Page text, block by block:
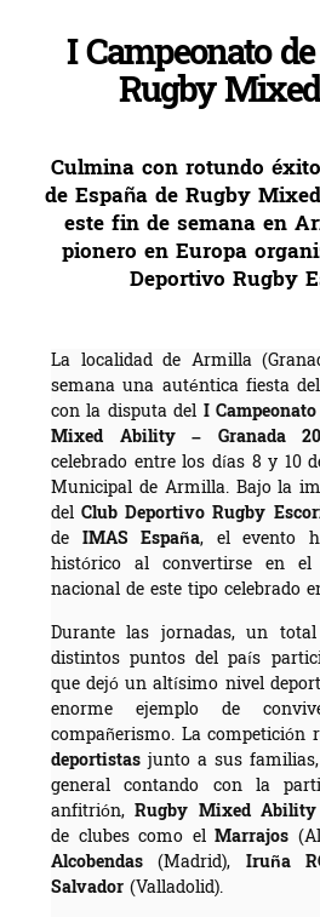
I Campeonato
Rugby
Culmina con rotundo
de España de Rugby
este fin de semana en
pionero en Europa
Deportivo Rugby
La localidad de Armilla
semana una auténtica fiesta
con la disputa del I
Mixed Ability – Granada
celebrado entre los días 8 y 10
Municipal de Armilla. Bajo la
del Club Deportivo Rugby
de IMAS España, el evento
histórico al convertirse en el
nacional de este tipo celebrado
Durante las jornadas, un
distintos puntos del país
que dejó un altísimo nivel
enorme ejemplo de
compañerismo. La competición
deportistas junto a sus
general contando con la
anfitrión,Rugby Mixed Ability
de clubes como el Marrajos
Alcobendas (Madrid), Iruña
Salvador (Valladolid).